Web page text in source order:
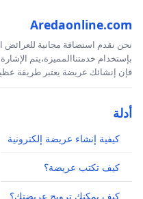
Aredaonline.com
نحن نقدم استضافة مجانية للعرائض
بإستخدام خدمتناالمميزة،يتم
فإن إنشائك عريضة يعتبر طريقة
أدلة
كيفية إنشاء عريضة إلكترونية
كيف تكتب عريضة؟
كيف يمكنك ترويج عريضتك؟